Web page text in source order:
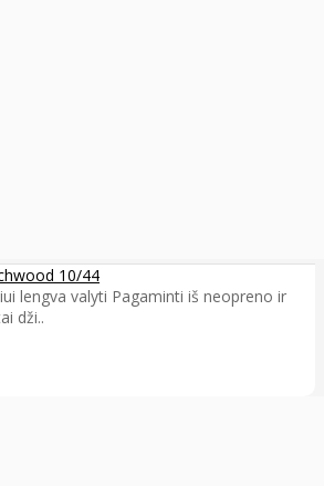
10/44
lengva valyti Pagaminti iš neopreno ir
dži..